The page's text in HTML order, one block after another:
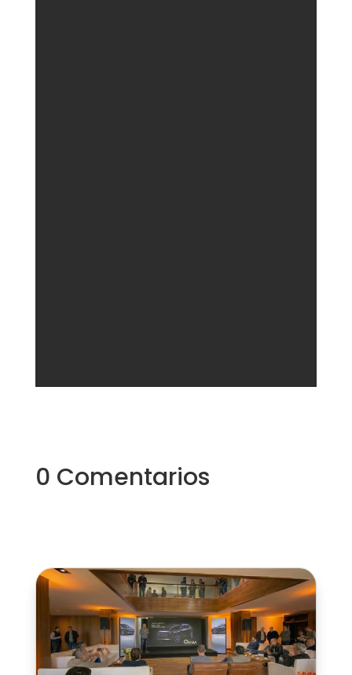
0 Comentarios